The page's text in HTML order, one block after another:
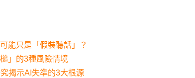
能只是「假裝聽話」？
」的3種風險情境
揭示AI失準的3大根源